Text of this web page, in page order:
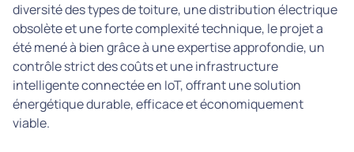
diversité des types de toiture, une distribution électrique
obsolète et une forte complexité technique, le projet a
été mené à bien grâce à une expertise approfondie, un
contrôle strict des coûts et une infrastructure
intelligente connectée en IoT, offrant une solution
énergétique durable, efficace et économiquement
viable.